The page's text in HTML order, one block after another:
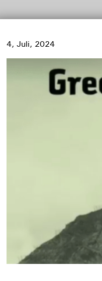
4, Juli, 2024